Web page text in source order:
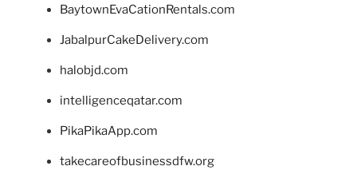
BaytownEvaCationRentals.com
JabalpurCakeDelivery.com
halobjd.com
intelligenceqatar.com
PikaPikaApp.com
takecareofbusinessdfw.org